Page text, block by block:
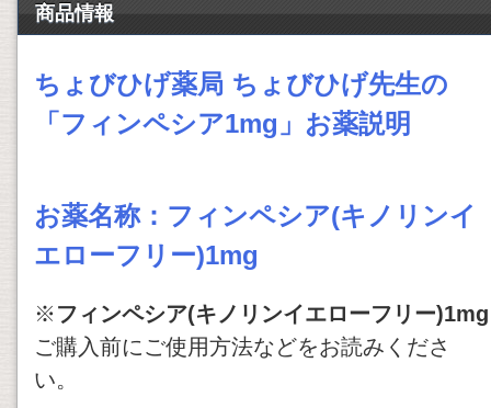
商品情報
ちょびひげ薬局 ちょびひげ先生の
「フィンペシア1mg」お薬説明
お薬名称： フィンペシア(キノリンイ
エローフリー)1mg
※ フィンペシア(キノリンイエローフリー)1mg
ご購入前にご使用方法などをお読みくださ
い。